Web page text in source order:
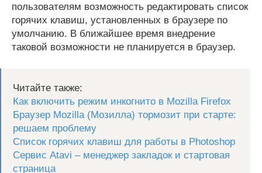
пользователям возможность редактировать список
горячих клавиш, установленных в браузере по
умолчанию. В ближайшее время внедрение
таковой возможности не планируется в браузер.
Читайте также:
Как включить режим инкогнито в Mozilla Firefox
Браузер Mozilla (Мозилла) тормозит при старте:
решаем проблему
Список горячих клавиш для работы в Photoshop
Сервис Atavi – менеджер закладок и стартовая
страница